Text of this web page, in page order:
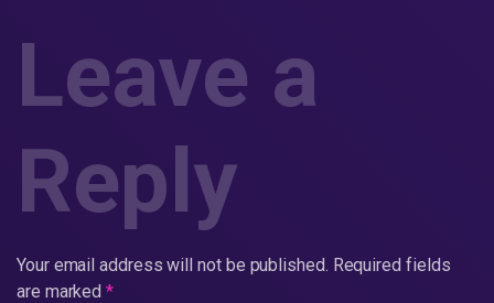
Leave a
Reply
Your email address will not be published. Required fields
are marked*